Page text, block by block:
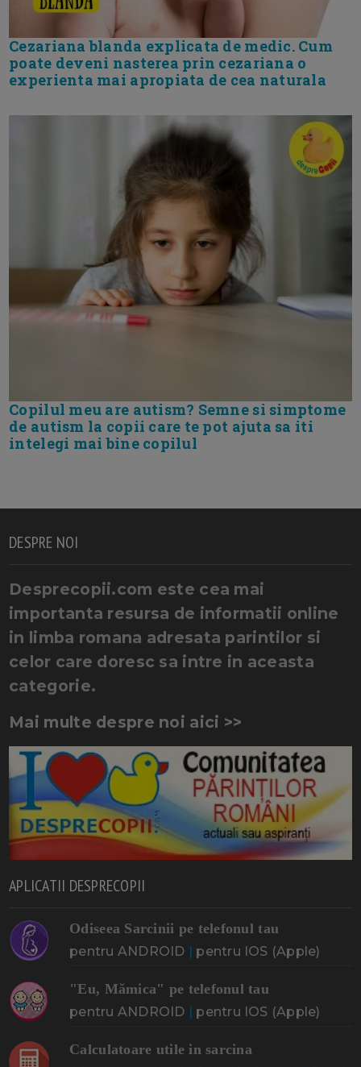
Cezariana blanda explicata de medic. Cum
poate deveni nasterea prin cezariana o
experienta mai apropiata de cea naturala
Copilul meu are autism? Semne si simptome
de autism la copii care te pot ajuta sa iti
intelegi mai bine copilul
DESPRE NOI
Desprecopii.com este cea mai
importanta resursa de informatii online
in limba romana adresata parintilor si
celor care doresc sa intre in aceasta
categorie.
Mai multe despre noi aici >>
APLICATII DESPRECOPII
Odiseea Sarcinii pe telefonul tau
pentru ANDROID | pentru IOS (Apple)
"Eu, Mămica" pe telefonul tau
pentru ANDROID | pentru IOS (Apple)
Calculatoare utile in sarcina